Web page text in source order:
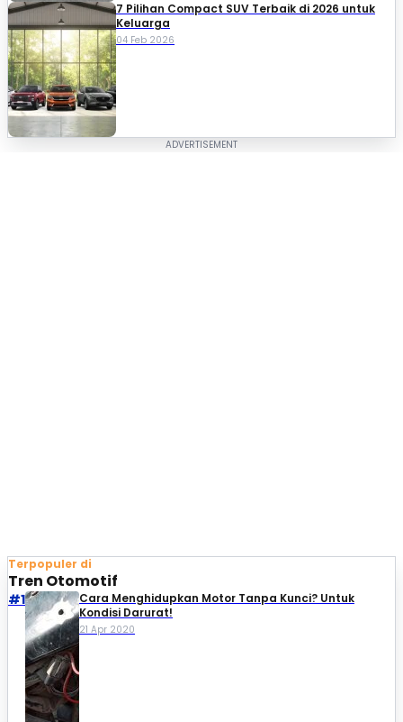
7 Pilihan Compact SUV Terbaik di 2026 untuk
Keluarga
04 Feb 2026
Terpopuler di
Tren Otomotif
#1
Cara Menghidupkan Motor Tanpa Kunci? Untuk
Kondisi Darurat!
21 Apr 2020